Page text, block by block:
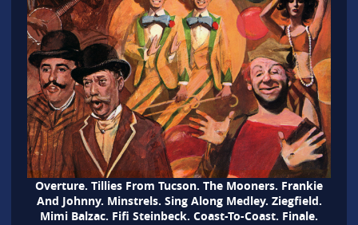
Overture. Tillies From Tucson. The Mooners. Frankie
And Johnny. Minstrels. Sing Along Medley. Ziegfield.
Mimi Balzac. Fifi Steinbeck. Coast-To-Coast. Finale.